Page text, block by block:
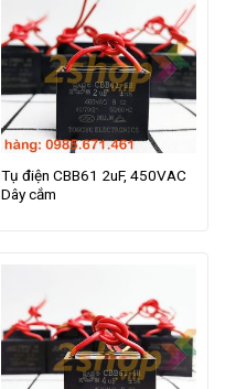
Tụ điện CBB61 2uF, 450VAC
Dây cắm